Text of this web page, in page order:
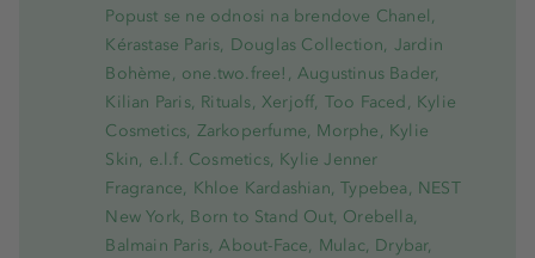
Popust se ne odnosi na brendove Chanel,
Kérastase Paris, Douglas Collection, Jardin
Bohème, one.two.free!, Augustinus Bader,
Kilian Paris, Rituals, Xerjoff, Too Faced, Kylie
Cosmetics, Zarkoperfume, Morphe, Kylie
Skin, e.l.f. Cosmetics, Kylie Jenner
Fragrance, Khloe Kardashian, Typebea, NEST
New York, Born to Stand Out, Orebella,
Balmain Paris, About-Face, Mulac, Drybar,